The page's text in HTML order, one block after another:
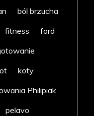
ból brzucha
fitness
ford
koty
Philipiak
pelavo